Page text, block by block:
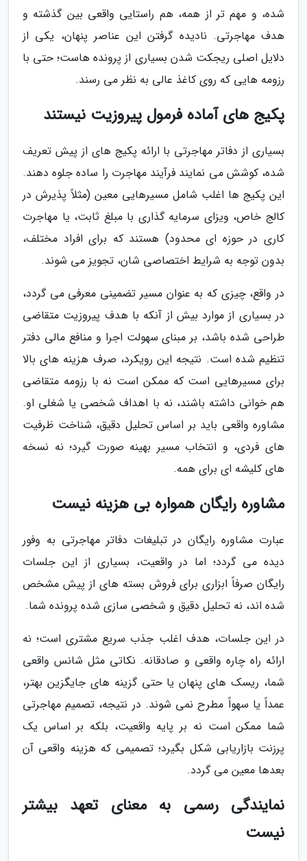
شده، و مهم تر از همه، هم راستایی واقعی بین گذشته و
هدف مهاجرتی. نادیده گرفتن این عناصر پنهان، یکی از
دلایل اصلی ریجکت شدن بسیاری از پرونده هاست؛ حتی با
رزومه هایی که روی کاغذ عالی به نظر می رسند.
پکیج های آماده فرمول پیروزیت نیستند
بسیاری از دفاتر مهاجرتی با ارائه پکیج های از پیش تعریف
شده، کوشش می نمایند فرآیند مهاجرت را ساده جلوه دهند.
این پکیج ها اغلب شامل مسیرهایی معین (مثلاً پذیرش در
کالج خاص، ویزای سرمایه گذاری با مبلغ ثابت، یا مهاجرت
کاری در حوزه ای محدود) هستند که برای افراد مختلف،
بدون توجه به شرایط اختصاصی شان، تجویز می شوند.
در واقع، چیزی که به عنوان مسیر تضمینی معرفی می گردد،
در بسیاری از موارد بیش از آنکه با هدف پیروزیت متقاضی
طراحی شده باشد، بر مبنای سهولت اجرا و منافع مالی دفتر
تنظیم شده است. نتیجه این رویکرد، صرف هزینه های بالا
برای مسیرهایی است که ممکن است نه با رزومه متقاضی
هم خوانی داشته باشند، نه با اهداف شخصی یا شغلی او.
مشاوره واقعی باید بر اساس تحلیل دقیق، شناخت ظرفیت
های فردی، و انتخاب مسیر بهینه صورت گیرد؛ نه نسخه
های کلیشه ای برای همه.
مشاوره رایگان همواره بی هزینه نیست
عبارت مشاوره رایگان در تبلیغات دفاتر مهاجرتی به وفور
دیده می گردد؛ اما در واقعیت، بسیاری از این جلسات
رایگان صرفاً ابزاری برای فروش بسته های از پیش مشخص
شده اند، نه تحلیل دقیق و شخصی سازی شده پرونده شما.
در این جلسات، هدف اغلب جذب سریع مشتری است؛ نه
ارائه راه چاره واقعی و صادقانه. نکاتی مثل شانس واقعی
شما، ریسک های پنهان یا حتی گزینه های جایگزین بهتر،
عمداً یا سهواً مطرح نمی شوند. در نتیجه، تصمیم مهاجرتی
شما ممکن است نه بر پایه واقعیت، بلکه بر اساس یک
پرزنت بازاریابی شکل بگیرد؛ تصمیمی که هزینه واقعی آن
بعدها معین می گردد.
نمایندگی رسمی به معنای تعهد بیشتر
نیست